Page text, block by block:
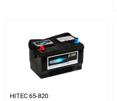
HITEC 65-820